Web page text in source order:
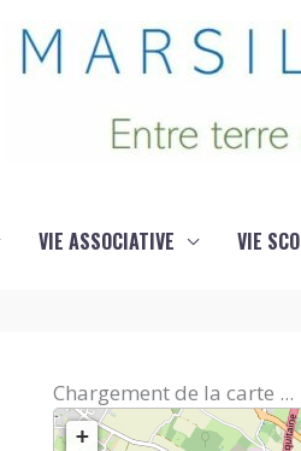
VIE ASSOCIATIVE VIE
Chargement de la carte ...
+